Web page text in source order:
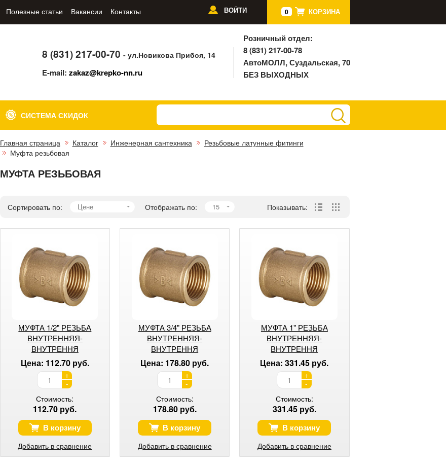
Полезные статьи Вакансии Контакты 0 КОРЗИНА
ВОЙТИ
8 (831) 217-00-70- ул.Новикова Прибоя, 14
E-mail:zakaz@krepko-nn.ru
Розничный отдел:
8 (831) 217-00-78
АвтоМОЛЛ, Суздальская, 70
БЕЗ ВЫХОДНЫХ
СИСТЕМА СКИДОК
Главная страница Каталог Инженерная сантехника
Резьбовые латунные фитинги
Муфта резьбовая
МУФТА РЕЗЬБОВАЯ
Сортировать по: Цене Отображать по: 15 Показывать:
МУФТА 1/2" РЕЗЬБА
ВНУТРЕННЯЯ-
ВНУТРЕННЯ
Цена: 112.70 руб.
+
-
Стоимость:
112.70 руб.
В корзину
Добавить в сравнение
МУФТА 3/4" РЕЗЬБА
ВНУТРЕННЯЯ-
ВНУТРЕННЯ
Цена: 178.80 руб.
+
-
Стоимость:
178.80 руб.
В корзину
Добавить в сравнение
МУФТА 1" РЕЗЬБА
ВНУТРЕННЯЯ-
ВНУТРЕННЯ
Цена: 331.45 руб.
+
-
Стоимость:
331.45 руб.
В корзину
Добавить в сравнение